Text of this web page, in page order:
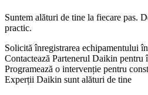
Suntem alături de tine la fiecare pas.
practic.
Solicită înregistrarea echipamentului
Contactează Partenerul Daikin pentru
Programează o intervenție pentru
Experții Daikin sunt alături de tine